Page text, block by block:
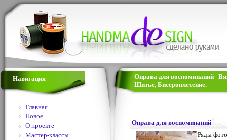
Навигация
Главная
Новое
О проекте
Мастер-классы
Оправа для воспоминаний |
Шитье, Бисероплетение.
Оправа для воспоминаний
Ряды